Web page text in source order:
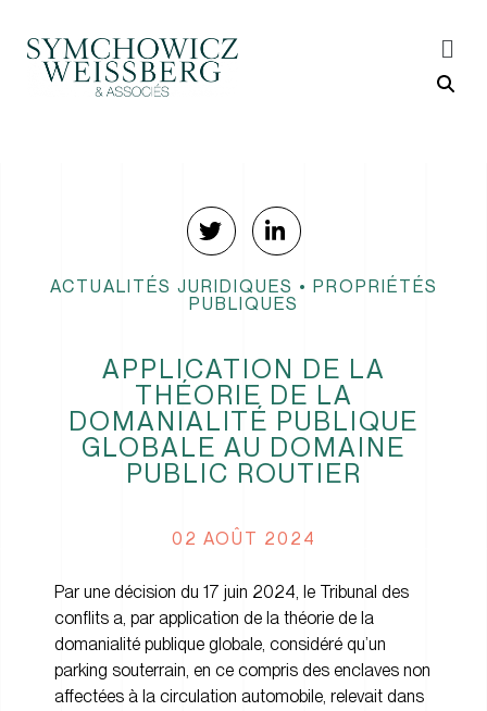
ACTUALITÉS JURIDIQUES • PROPRIÉTÉS
PUBLIQUES
APPLICATION DE LA
THÉORIE DE LA
DOMANIALITÉ PUBLIQUE
GLOBALE AU DOMAINE
PUBLIC ROUTIER
02 AOÛT 2024
Par une décision du 17 juin 2024, le Tribunal des
conflits a, par application de la théorie de la
domanialité publique globale, considéré qu’un
parking souterrain, en ce compris des enclaves non
affectées à la circulation automobile, relevait dans